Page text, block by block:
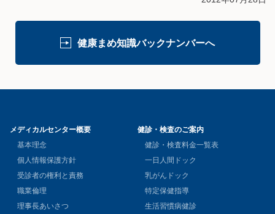
健康まめ知識バックナンバーへ
メディカルセンター概要
基本理念
個人情報保護方針
受診者の権利と責務
職業倫理
理事長あいさつ
健診・検査のご案内
健診・検査料金一覧表
一日人間ドック
乳がんドック
特定保健指導
生活習慣病健診